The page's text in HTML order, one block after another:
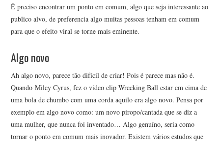
É preciso encontrar um ponto em comum, algo que seja interessante ao
publico alvo, de preferencia algo muitas pessoas tenham em comum
para que o efeito viral se torne mais eminente.
Algo novo
Ah algo novo, parece tão difícil de criar! Pois é parece mas não é.
Quando Miley Cyrus, fez o vídeo clip Wrecking Ball estar em cima de
uma bola de chumbo com uma corda aquilo era algo novo. Pensa por
exemplo em algo novo como: um novo piropo/cantada que se diz a
uma mulher, que nunca foi inventado… Algo genuíno, seria como
tornar o ponto em comum mais inovador. Existem vários estudos que